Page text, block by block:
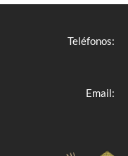
Teléfonos:
Email: